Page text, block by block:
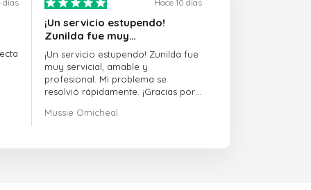
dias Hace 10 dias
¡Un servicio estupendo!
Zunilda fue muy…
¡Un servicio estupendo! Zunilda fue
muy servicial, amable y
profesional. Mi problema se
resolvió rápidamente. ¡Gracias por
Mussie Omicheal